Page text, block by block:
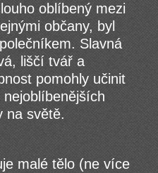
oblíbený mezi
občany, byl
Slavná
liščí tvář a
pomohly učinit
na světě.
malé tělo (ne více